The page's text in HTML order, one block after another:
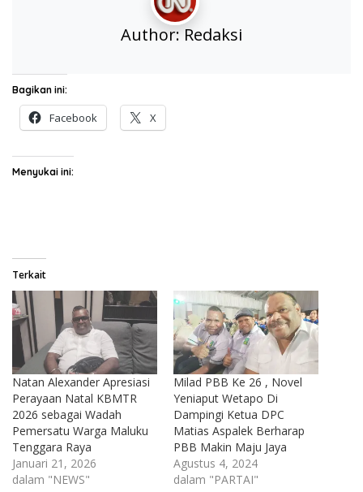
Author: Redaksi
Bagikan ini:
Facebook X
Menyukai ini:
Terkait
Natan Alexander Apresiasi
Perayaan Natal KBMTR
2026 sebagai Wadah
Pemersatu Warga Maluku
Tenggara Raya
Januari 21, 2026
dalam "NEWS"
Milad PBB Ke 26 , Novel
Yeniaput Wetapo Di
Dampingi Ketua DPC
Matias Aspalek Berharap
PBB Makin Maju Jaya
Agustus 4, 2024
dalam "PARTAI"